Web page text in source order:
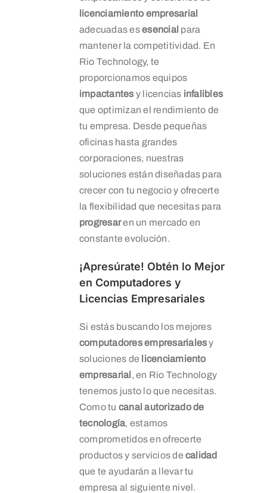
licenciamiento empresarial
adecuadas esesencial para
mantener la competitividad. En
Rio Technology, te
proporcionamos equipos
impactantes y licencias infalibles
que optimizan el rendimiento de
tu empresa. Desde pequeñas
oficinas hasta grandes
corporaciones, nuestras
soluciones están diseñadas para
crecer con tu negocio y ofrecerte
la flexibilidad que necesitas para
progresaren un mercado en
constante evolución.
¡Apresúrate! Obtén lo Mejor
en Computadores y
Licencias Empresariales
Si estás buscando los mejores
computadores empresarialesy
soluciones de licenciamiento
empresarial , en Rio Technology
tenemos justo lo que necesitas.
Como tu canal autorizado de
tecnología, estamos
comprometidos en ofrecerte
productos y servicios decalidad
que te ayudarán a llevar tu
empresa al siguiente nivel.